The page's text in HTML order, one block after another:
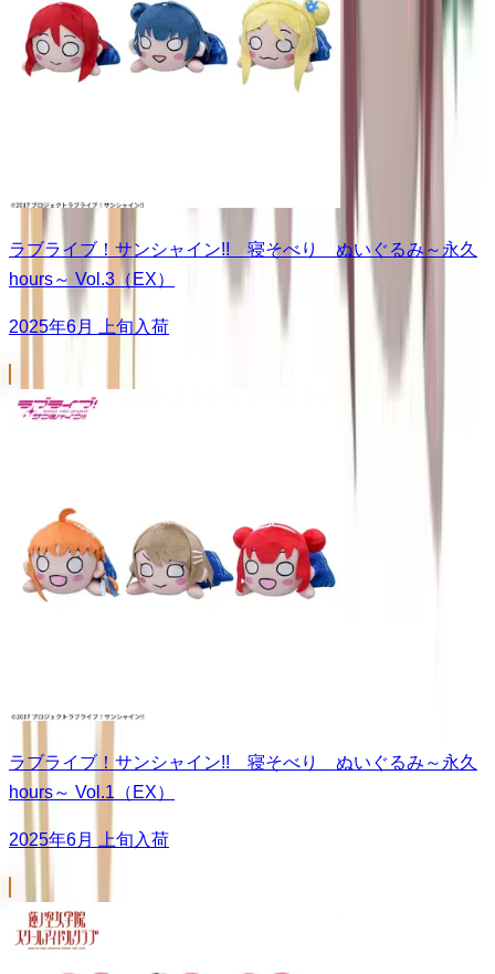
ラブライブ！サンシャイン!! 寝そべり ぬいぐるみ～永久
hours～ Vol.3（EX）
2025年6月 上旬入荷
ラブライブ！サンシャイン!! 寝そべり ぬいぐるみ～永久
hours～ Vol.1（EX）
2025年6月 上旬入荷